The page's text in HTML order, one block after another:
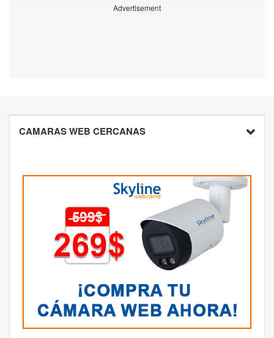
Advertisement
CAMARAS WEB CERCANAS